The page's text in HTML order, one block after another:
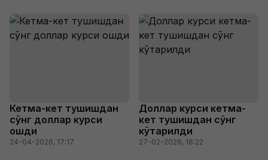
Кетма-кет тушишдан
сўнг доллар курси
ошди
24-04-2026, 17:17
Доллар курси кетма-
кет тушишдан сўнг
кўтарилди
27-02-2026, 16:22